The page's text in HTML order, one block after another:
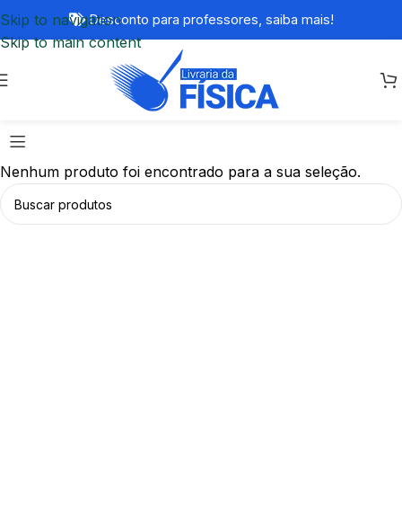
Skip to navigation
Skip to main content
Desconto para professores, saiba mais!
Nenhum produto foi encontrado para a sua seleção.